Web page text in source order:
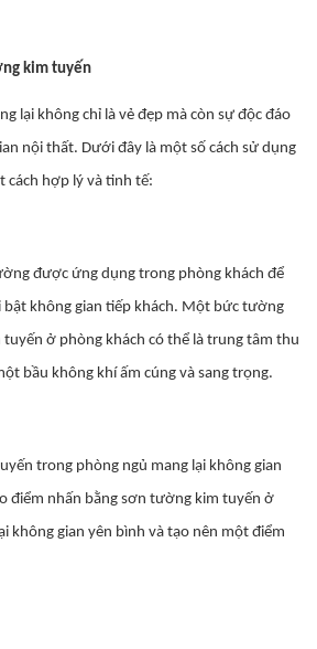
kim tuyến
lại không chỉ là vẻ đẹp mà còn sự độc đáo
nội thất. Dưới đây là một số cách sử dụng
hợp lý và tinh tế:
được ứng dụng trong phòng khách để
bật không gian tiếp khách. Một bức tường
ở phòng khách có thể là trung tâm thu
bầu không khí ấm cúng và sang trọng.
trong phòng ngủ mang lại không gian
điểm nhấn bằng sơn tường kim tuyến ở
không gian yên bình và tạo nên một điểm